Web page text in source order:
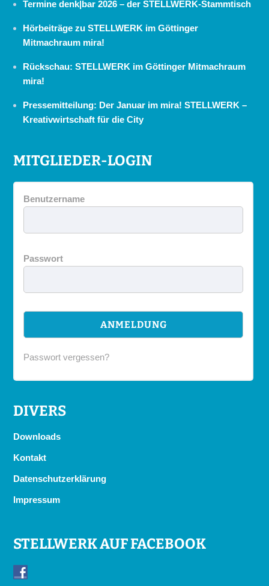
Termine denk|bar 2026 – der STELLWERK-Stammtisch
Hörbeiträge zu STELLWERK im Göttinger
Mitmachraum mira!
Rückschau: STELLWERK im Göttinger Mitmachraum
mira!
Pressemitteilung: Der Januar im mira! STELLWERK –
Kreativwirtschaft für die City
MITGLIEDER-LOGIN
Benutzername
Passwort
Passwort vergessen?
DIVERS
Downloads
Kontakt
Datenschutzerklärung
Impressum
STELLWERK AUF FACEBOOK